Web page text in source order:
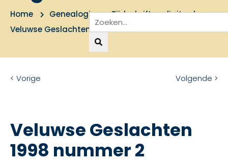
Home Genealogie
Tijdschriften digitaal
Veluwse Geslachten 1998 nummer 2
< Vorige Volgende >
Veluwse Geslachten
1998 nummer 2